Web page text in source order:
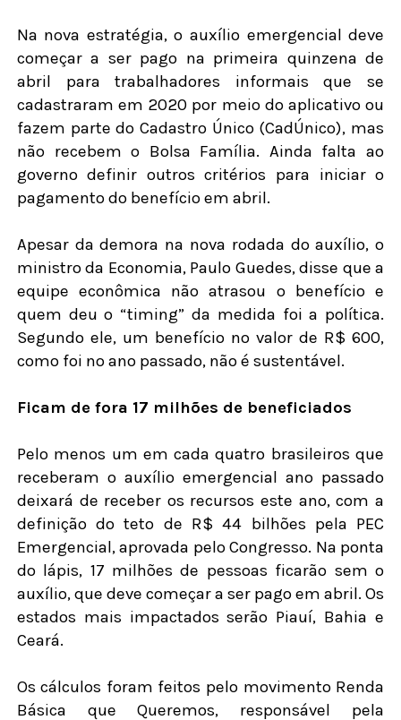
Na nova estratégia, o auxílio emergencial deve
começar a ser pago na primeira quinzena de
abril para trabalhadores informais que se
cadastraram em 2020 por meio do aplicativo ou
fazem parte do Cadastro Único (CadÚnico), mas
não recebem o Bolsa Família. Ainda falta ao
governo definir outros critérios para iniciar o
pagamento do benefício em abril.
Apesar da demora na nova rodada do auxílio, o
ministro da Economia, Paulo Guedes, disse que a
equipe econômica não atrasou o benefício e
quem deu o “timing” da medida foi a política.
Segundo ele, um benefício no valor de R$ 600,
como foi no ano passado, não é sustentável.
Ficam de fora 17 milhões de beneficiados
Pelo menos um em cada quatro brasileiros que
receberam o auxílio emergencial ano passado
deixará de receber os recursos este ano, com a
definição do teto de R$ 44 bilhões pela PEC
Emergencial, aprovada pelo Congresso. Na ponta
do lápis, 17 milhões de pessoas ficarão sem o
auxílio, que deve começar a ser pago em abril. Os
estados mais impactados serão Piauí, Bahia e
Ceará.
Os cálculos foram feitos pelo movimento Renda
Básica que Queremos, responsável pela